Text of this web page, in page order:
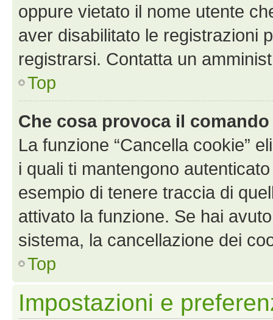
oppure vietato il nome utente
aver disabilitato le registrazioni
registrarsi. Contatta un
Top
Che cosa provoca il
La funzione “Cancella cookie”
i quali ti mantengono
esempio di tenere traccia di
attivato la funzione. Se hai
sistema, la cancellazione dei
Top
Impostazioni e